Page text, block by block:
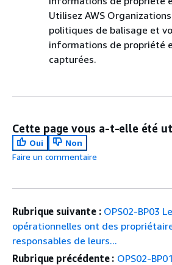
Utilisez AWS
politiques de balisage et
informations de propriété
capturées.
Cette page vous a-t-elle été
Oui
Non
Faire un commentaire
Rubrique suivante : OPS02-BP03
opérationnelles ont des
responsables de leurs...
Rubrique précédente : OPS02-